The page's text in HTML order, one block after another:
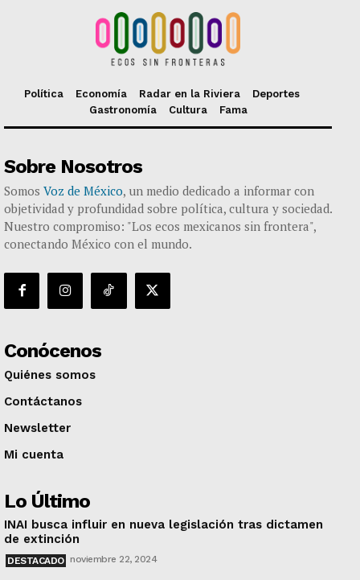
Política Economía Radar en la Riviera
Deportes
Gastronomía
Cultura Fama
Sobre Nosotros
Somos Voz de México, un medio dedicado a informar con
objetividad y profundidad sobre política, cultura y sociedad.
Nuestro compromiso: "Los ecos mexicanos sin frontera",
conectando México con el mundo.
Conócenos
Quiénes somos
Contáctanos
Newsletter
Mi cuenta
Lo Último
INAI busca influir en nueva legislación tras dictamen
de extinción
DESTACADO noviembre 22, 2024